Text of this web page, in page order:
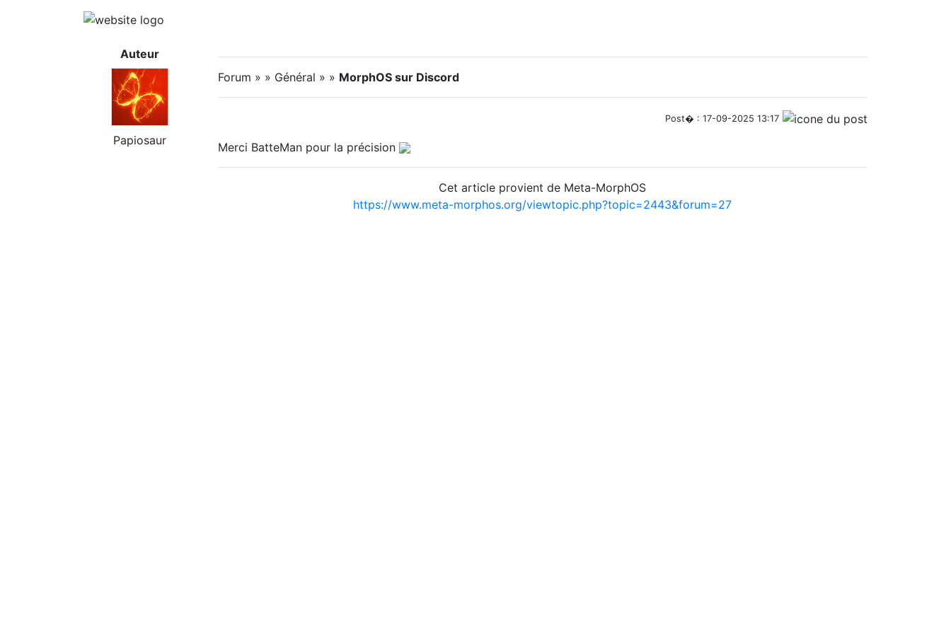
Auteur
Papiosaur
Forum » » Général » » MorphOS sur Discord
Post� : 17-09-2025 13:17
Merci BatteMan pour la précision
Cet article provient de Meta-MorphOS
https://www.meta-morphos.org/viewtopic.php?topic=2443&forum=27